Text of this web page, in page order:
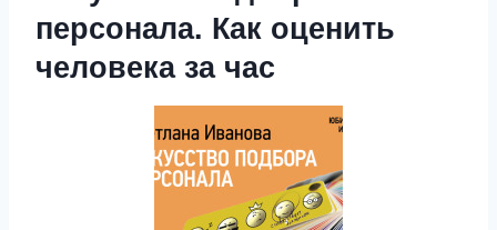
персонала. Как оценить
человека за час